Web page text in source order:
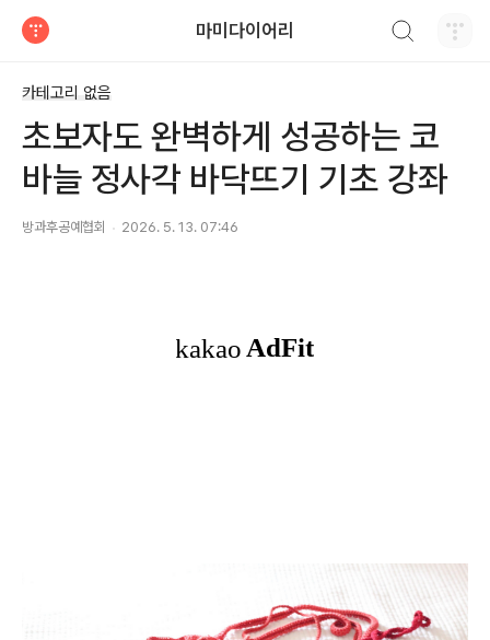
마미다이어리
카테고리 없음
초보자도 완벽하게 성공하는 코
바늘 정사각 바닥뜨기 기초 강좌
방과후공예협회 2026. 5. 13. 07:46